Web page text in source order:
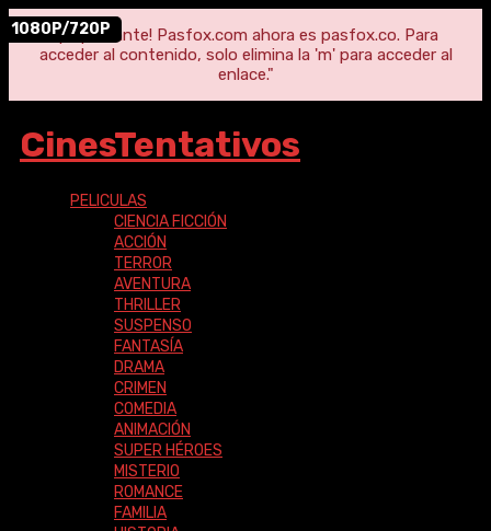
"¡Importante! Pasfox.com ahora es pasfox.co. Para
acceder al contenido, solo elimina la 'm' para acceder al
enlace."
CinesTentativos
PELICULAS
CIENCIA FICCIÓN
ACCIÓN
TERROR
AVENTURA
THRILLER
SUSPENSO
FANTASÍA
DRAMA
CRIMEN
COMEDIA
ANIMACIÓN
SUPER HÉROES
MISTERIO
ROMANCE
FAMILIA
1080P/720P